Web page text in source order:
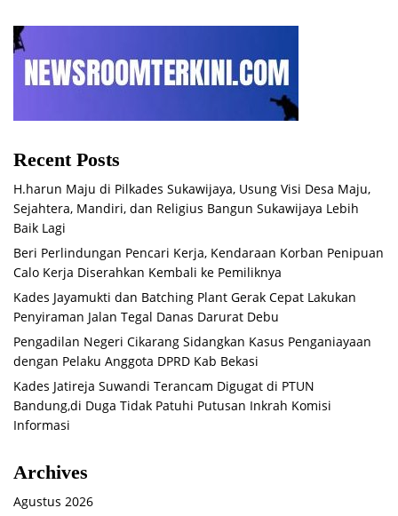
Recent Posts
H.harun Maju di Pilkades Sukawijaya, Usung Visi Desa Maju,
Sejahtera, Mandiri, dan Religius Bangun Sukawijaya Lebih
Baik Lagi
Beri Perlindungan Pencari Kerja, Kendaraan Korban Penipuan
Calo Kerja Diserahkan Kembali ke Pemiliknya
Kades Jayamukti dan Batching Plant Gerak Cepat Lakukan
Penyiraman Jalan Tegal Danas Darurat Debu
Pengadilan Negeri Cikarang Sidangkan Kasus Penganiayaan
dengan Pelaku Anggota DPRD Kab Bekasi
Kades Jatireja Suwandi Terancam Digugat di PTUN
Bandung,di Duga Tidak Patuhi Putusan Inkrah Komisi
Informasi
Archives
Agustus 2026